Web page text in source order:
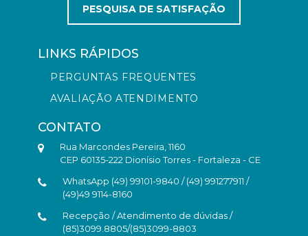
PESQUISA DE SATISFAÇÃO
LINKS RÁPIDOS
PERGUNTAS FREQUENTES
AVALIAÇÃO ATENDIMENTO
CONTATO
Rua Marcondes Pereira, 1160
CEP 60135-222 Dionísio Torres - Fortaleza - CE
WhatsApp (49) 99101-9840 / (49) 991277911 /
(49)49 9114-8160
Recepção / Atendimento de dúvidas /
(85)3099.8805/(85)3099-8803